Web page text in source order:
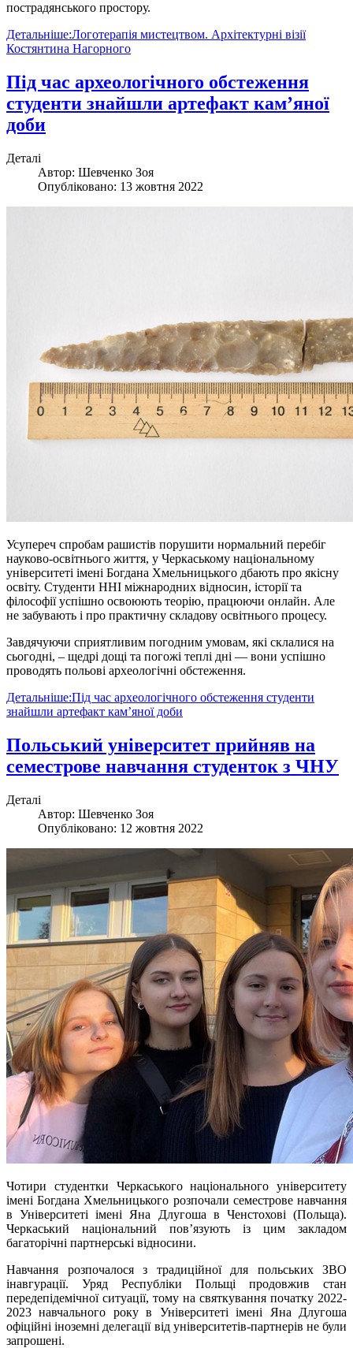
пострадянського простору.
Детальніше:Логотерапія мистецтвом. Архітектурні візії
Костянтина Нагорного
Під час археологічного обстеження
студенти знайшли артефакт кам’яної
доби
Деталі
Автор: Шевченко Зоя
Опубліковано: 13 жовтня 2022
Усупереч спробам рашистів порушити нормальний перебіг
науково-освітнього життя, у Черкаському національному
університеті імені Богдана Хмельницького дбають про якісну
освіту. Студенти ННІ міжнародних відносин, історії та
філософії успішно освоюють теорію, працюючи онлайн. Але
не забувають і про практичну складову освітнього процесу.
Завдячуючи сприятливим погодним умовам, які склалися на
сьогодні, – щедрі дощі та погожі теплі дні — вони успішно
проводять польові археологічні обстеження.
Детальніше:Під час археологічного обстеження студенти
знайшли артефакт кам’яної доби
Польський університет прийняв на
семестрове навчання студенток з ЧНУ
Деталі
Автор: Шевченко Зоя
Опубліковано: 12 жовтня 2022
Чотири студентки Черкаського національного університету
імені Богдана Хмельницького розпочали семестрове навчання
в Університеті імені Яна Длугоша в Ченстохові (Польща).
Черкаський національний пов’язують із цим закладом
багаторічні партнерські відносини.
Навчання розпочалося з традиційної для польських ЗВО
інавгурації. Уряд Республіки Польщі продовжив стан
передепідемічної ситуації, тому на святкування початку 2022-
2023 навчального року в Університеті імені Яна Длугоша
офіційні іноземні делегації від університетів-партнерів не були
запрошені.